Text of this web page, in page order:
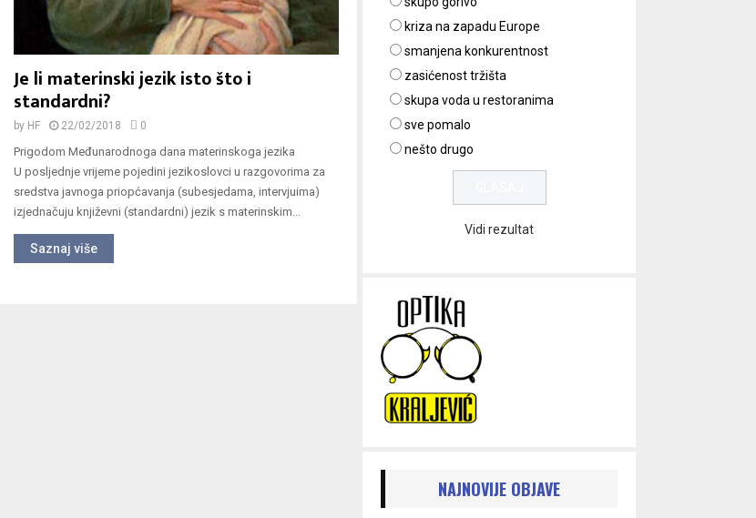
Je li materinski jezik isto što i
standardni?
by HF 22/02/2018 0
Prigodom Međunarodnoga dana materinskoga jezika
U posljednje vrijeme pojedini jezikoslovci u razgovorima za
sredstva javnoga priopćavanja (subesjedama, intervjuima)
izjednačuju književni (standardni) jezik s materinskim...
Saznaj više
kriza na zapadu Europe
smanjena konkurentnost
zasićenost tržišta
skupa voda u restoranima
sve pomalo
nešto drugo
Vidi rezultat
NAJNOVIJE OBJAVE